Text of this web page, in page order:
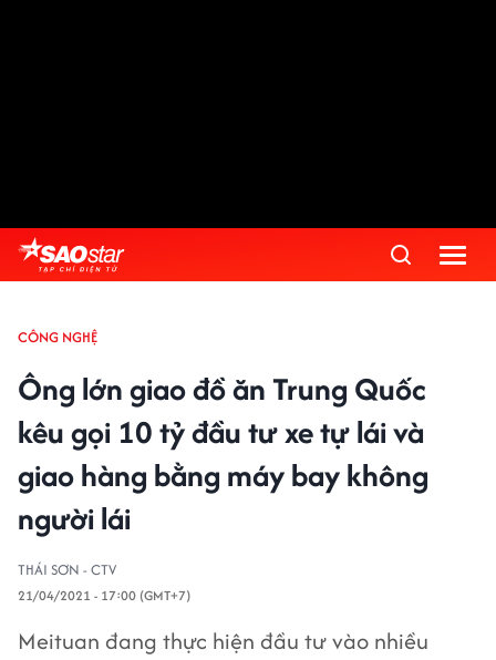
CÔNG NGHỆ
Ông lớn giao đồ ăn Trung Quốc
kêu gọi 10 tỷ đầu tư xe tự lái và
giao hàng bằng máy bay không
người lái
THÁI SƠN - CTV
21/04/2021 - 17:00 (GMT+7)
Meituan đang thực hiện đầu tư vào nhiều